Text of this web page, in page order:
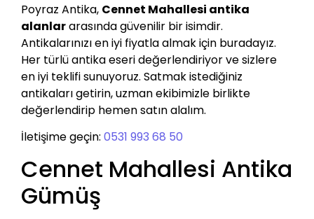
Poyraz Antika, Cennet Mahallesi antika
alanlararasında güvenilir bir isimdir.
Antikalarınızı en iyi fiyatla almak için buradayız.
Her türlü antika eseri değerlendiriyor ve sizlere
en iyi teklifi sunuyoruz. Satmak istediğiniz
antikaları getirin, uzman ekibimizle birlikte
değerlendirip hemen satın alalım.
İletişime geçin: 0531 993 68 50
Cennet Mahallesi Antika
Gümüş